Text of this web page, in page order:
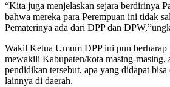
“Kita juga menjelaskan sejara berdirinya
bahwa mereka para Perempuan ini tidak
Pematerinya ada dari DPP dan
Wakil Ketua Umum DPP ini pun berharap
mewakili Kabupaten/kota masing-masing,
pendidikan tersebut, apa yang didapat
lainnya di daerah.